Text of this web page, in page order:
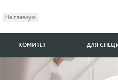
На главную
КОМИТЕТ ДЛЯ